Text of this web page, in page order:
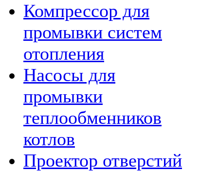
Компрессор для
промывки систем
отопления
Насосы для
промывки
теплообменников
котлов
Проектор отверстий